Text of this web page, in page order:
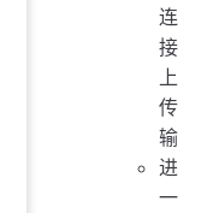
连
接
上
传
输
进
一